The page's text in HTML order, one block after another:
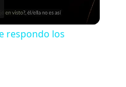
respondo los